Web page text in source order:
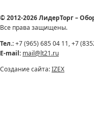
© 2012-2026 ЛидерТорг –
Все права защищены.
Тел.:+7 (965) 685 04 11, +7
E-mail: mail@lt21.ru
Создание сайта:IZEX